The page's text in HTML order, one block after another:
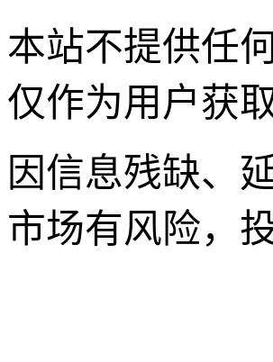
本站不提供任
仅作为用户获
因信息残缺、
市场有风险，